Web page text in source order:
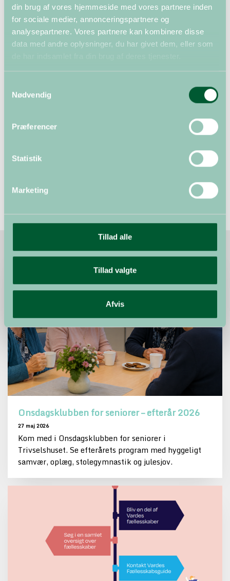
din brug af vores hjemmeside med vores partnere inden
for sociale medier, annonceringspartnere og
analysepartnere. Vores partnere kan kombinere disse
data med andre oplysninger, du har givet dem, eller som
Nødvendig
Præferencer
Statistik
Marketing
Tillad alle
Tillad valgte
Afvis
Onsdagsklubben for seniorer – efterår 2026
27 maj 2026
Kom med i Onsdagsklubben for seniorer i
Trivselshuset. Se efterårets program med hyggeligt
samvær, oplæg, stolegymnastik og julesjov.